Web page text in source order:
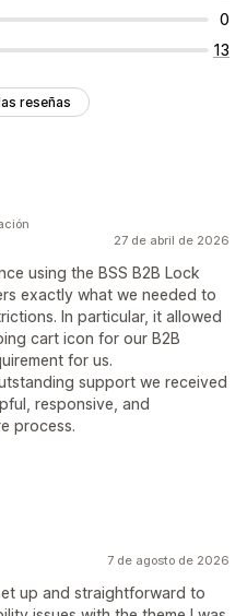
0
13
reseñas
27 de abril de 2026
using the BSS B2B Lock
exactly what we needed to
In particular, it allowed
cart icon for our B2B
for us.
support we received
responsive, and
process.
7 de agosto de 2026
up and straightforward to